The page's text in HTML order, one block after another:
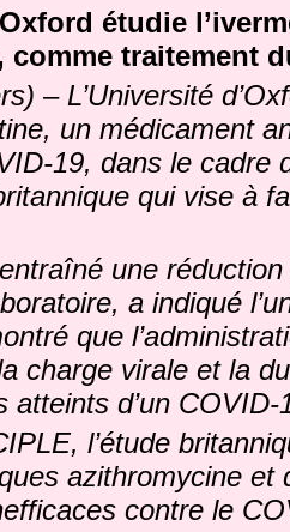
étudie
traitement
– L’Université
un médicament
19, dans le cadre
qui vise à
une
a indiqué
que
charge virale et la
atteints d’un COVID-
l’étude
azithromycine et
contre le